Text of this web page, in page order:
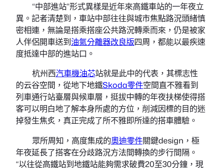
“中部進站”形式異樣是近年來高鐵車站的一年夜立
異。記者清楚到，車站中部往往與城市焦點路況頭緒慎
密相連，無論是搭乘搭座公共路況轉乘而來，仍是被家
人伴侶開車送到油氣分離器改良版四周，都能以最疾速
度抵達中部的進站口。
杭州西汽車機油芯站就是此中的代表，其標志性
的云谷空間，從地下地鐵Skoda零件空間直不雅看到
列車通行站臺層與候車層，挺拔中轉的年夜扶梯使得搭
客可以明白地了解本身所處的方位，削減因標的目的迷
掉發生焦炙，真正完成了所不雅即所達的搭車體驗。
眾所周知，高度集成的奧迪零件關鍵design，極
年夜延長了搭客在分歧路況方法間轉換的步行間隔。
“以往從高鐵站到地鐵站能夠需求破費20至30分鐘，現